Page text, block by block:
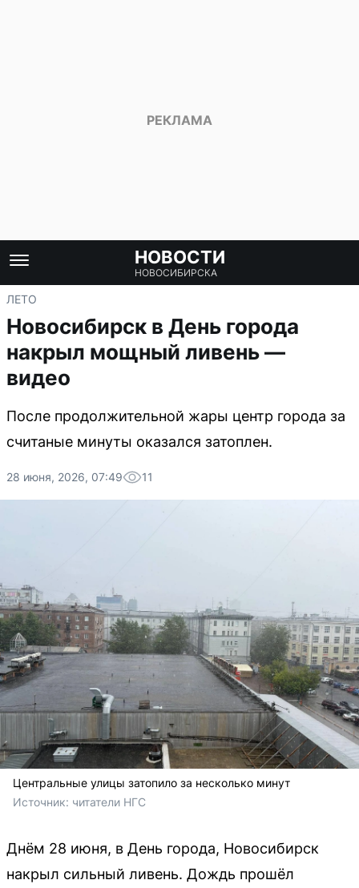
НОВОСТИ
НОВОСИБИРСКА
ЛЕТО
Новосибирск в День города
накрыл мощный ливень —
видео
После продолжительной жары центр города за
считаные минуты оказался затоплен.
28 июня, 2026, 07:49 11
Центральные улицы затопило за несколько минут
Источник: читатели НГС
Днём 28 июня, в День города, Новосибирск
накрыл сильный ливень. Дождь прошёл